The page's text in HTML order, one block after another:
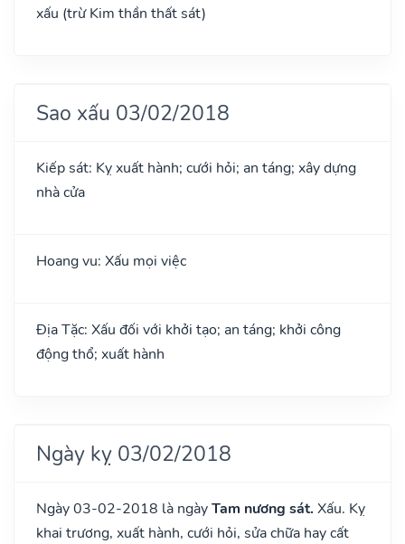
xấu (trừ Kim thần thất sát)
Sao xấu 03/02/2018
Kiếp sát: Kỵ xuất hành; cưới hỏi; an táng; xây dựng
nhà cửa
Hoang vu: Xấu mọi việc
Địa Tặc: Xấu đối với khởi tạo; an táng; khởi công
động thổ; xuất hành
Ngày kỵ 03/02/2018
Ngày 03-02-2018 là ngàyTam nương sát. Xấu. Kỵ
khai trương, xuất hành, cưới hỏi, sửa chữa hay cất